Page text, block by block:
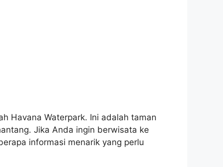
Havana Waterpark. Ini adalah taman
Jika Anda ingin berwisata ke
informasi menarik yang perlu